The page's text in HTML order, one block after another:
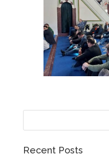
Recent Posts